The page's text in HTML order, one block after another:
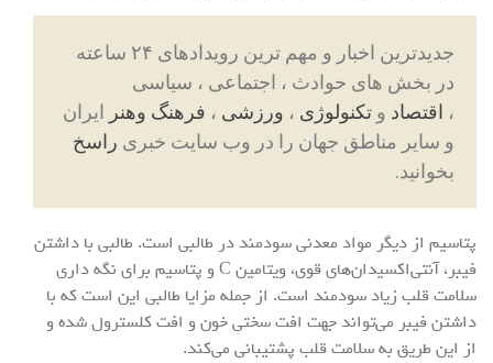
جدیدترین اخبار و مهم ترین رویدادهای ۲۴ ساعته
در بخش های حوادث ، اجتماعی ، سیاسی
، اقتصاد و تکنولوژی ، ورزشی ، فرهنگ وهنر ایران
و سایر مناطق جهان را در وب سایت خبری راسخ
بخوانید.
پتاسیم از دیگر مواد معدنی سودمند در طالبی است. طالبی با داشتن
فیبر، آنتی‌اکسیدان‌های قوی، ویتامین C و پتاسیم برای نگه داری
سلامت قلب زیاد سودمند است. از جمله مزایا طالبی این است که با
داشتن فیبر می‌تواند جهت افت سختی خون و افت کلسترول شده و
از این طریق به سلامت قلب پشتیبانی می‌کند.